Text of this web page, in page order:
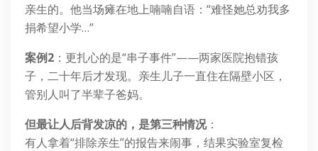
亲生的。他当场瘫在地上喃喃自语：“难怪她总劝我多
捐希望小学…”
案例2 ：更扎心的是“串子事件”——两家医院抱错孩
子，二十年后才发现。亲生儿子一直住在隔壁小区，
管别人叫了半辈子爸妈。
但最让人后背发凉的，是第三种情况：
有人拿着“排除亲生”的报告来闹事，结果实验室复检